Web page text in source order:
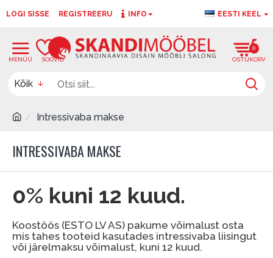
LOGI SISSE REGISTREERU INFO EESTI KEEL
0
Kõik
Intressivaba makse
INTRESSIVABA MAKSE
0% kuni 12 kuud.
Koostöös (ESTO LV AS) pakume võimalust osta
mis tahes tooteid kasutades intressivaba liisingut
või järelmaksu võimalust, kuni 12 kuud.